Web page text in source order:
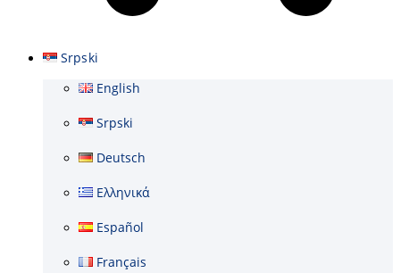
Srpski
English
Srpski
Deutsch
Ελληνικά
Español
Français